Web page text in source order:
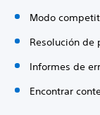
Modo
Resolución de
Informes de
Encontrar